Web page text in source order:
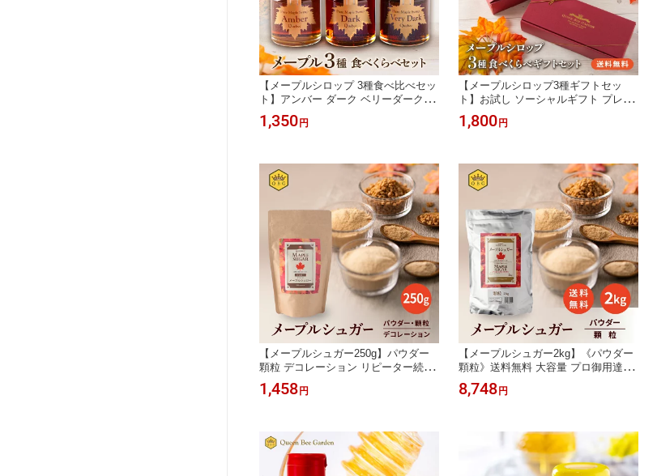
【メープルシロップ 3種食べ比べセッ
ト】アンバー ダーク ベリーダークカ
ナダ ケベック州 プロ御用達 ピュア
国内充填 安心 安全 QBG クインビー
ヨーグルト 送料無料
1,350 円
【メープルシロップ3種ギフトセッ
ト】お試し ソーシャルギフト プレゼ
ント 食べ比べ カナダ ケベック州 プ
ロ御用達 人気 国内充填 安心 安全 ク
ヨーグルト 朝食
1,800 円
【メープルシュガー250g】パウダー
顆粒 デコレーション リピーター続出
売れてます！ カナダ ケベック州 プロ
御用達 本格派 ピュア クインビーガー
1,458 円
【メープルシュガー2kg】《パウダー
顆粒》送料無料 大容量 プロ御用達 業
務用 クインビーガーデン 公式 カナダ
ケベック州 高評価 製菓 製パン ヘル
8,748 円